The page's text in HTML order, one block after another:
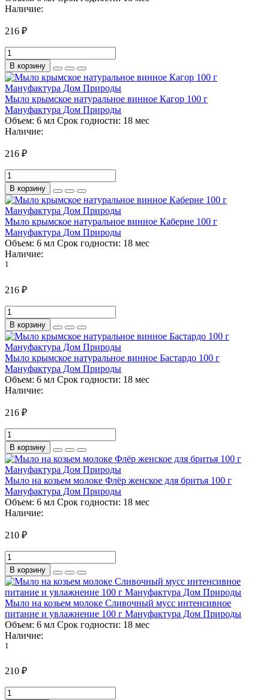
Наличие:
216 ₽
В корзину
Мыло крымское натуральное винное Кагор 100 г
Мануфактура Дом Природы
Объем: 6 мл Срок годности: 18 мес
Наличие:
216 ₽
В корзину
Мыло крымское натуральное винное Каберне 100 г
Мануфактура Дом Природы
Объем: 6 мл Срок годности: 18 мес
Наличие:
1
216 ₽
В корзину
Мыло крымское натуральное винное Бастардо 100 г
Мануфактура Дом Природы
Объем: 6 мл Срок годности: 18 мес
Наличие:
216 ₽
В корзину
Мыло на козьем молоке Флёр женское для бритья 100 г
Мануфактура Дом Природы
Объем: 6 мл Срок годности: 18 мес
Наличие:
210 ₽
В корзину
Мыло на козьем молоке Сливочный мусс интенсивное
питание и увлажнение 100 г Мануфактура Дом Природы
Объем: 6 мл Срок годности: 18 мес
Наличие:
1
210 ₽